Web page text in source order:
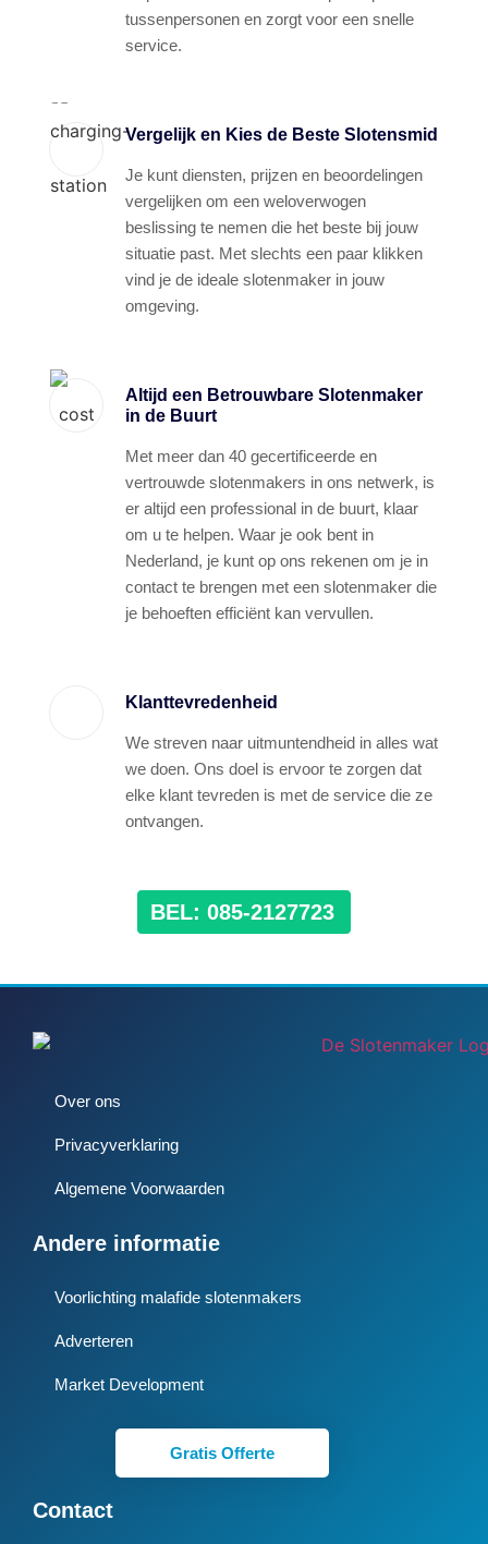
tussenpersonen en zorgt voor een snelle
service.
Vergelijk en Kies de Beste Slotensmid
Je kunt diensten, prijzen en beoordelingen
vergelijken om een weloverwogen
beslissing te nemen die het beste bij jouw
situatie past. Met slechts een paar klikken
vind je de ideale slotenmaker in jouw
omgeving.
Altijd een Betrouwbare Slotenmaker
in de Buurt
Met meer dan 40 gecertificeerde en
vertrouwde slotenmakers in ons netwerk, is
er altijd een professional in de buurt, klaar
om u te helpen. Waar je ook bent in
Nederland, je kunt op ons rekenen om je in
contact te brengen met een slotenmaker die
je behoeften efficiënt kan vervullen.
Klanttevredenheid
We streven naar uitmuntendheid in alles wat
we doen. Ons doel is ervoor te zorgen dat
elke klant tevreden is met de service die ze
ontvangen.
BEL: 085-2127723
Over ons
Privacyverklaring
Algemene Voorwaarden
Andere informatie
Voorlichting malafide slotenmakers
Adverteren
Market Development
Gratis Offerte
Contact